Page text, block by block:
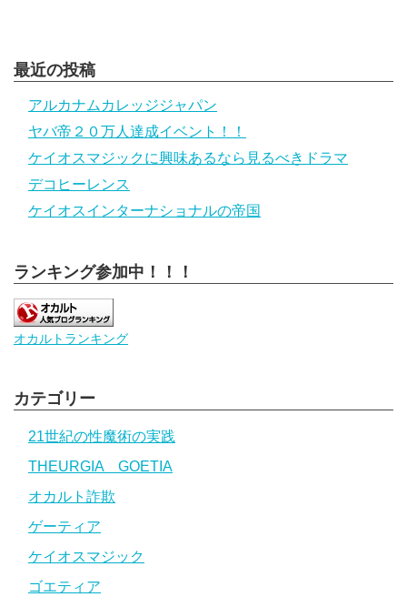
最近の投稿
アルカナムカレッジジャパン
ヤバ帝２０万人達成イベント！！
ケイオスマジックに興味あるなら見るべきドラマ
デコヒーレンス
ケイオスインターナショナルの帝国
ランキング参加中！！！
オカルトランキング
カテゴリー
21世紀の性魔術の実践
THEURGIA GOETIA
オカルト詐欺
ゲーティア
ケイオスマジック
ゴエティア